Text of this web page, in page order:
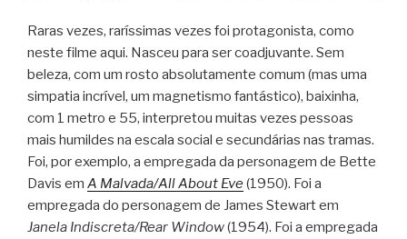
Raras vezes, raríssimas vezes foi protagonista, como
neste filme aqui. Nasceu para ser coadjuvante. Sem
beleza, com um rosto absolutamente comum (mas uma
simpatia incrível, um magnetismo fantástico), baixinha,
com 1 metro e 55, interpretou muitas vezes pessoas
mais humildes na escala social e secundárias nas tramas.
Foi, por exemplo, a empregada da personagem de Bette
Davis em A Malvada/All About Eve(1950). Foi a
empregada do personagem de James Stewart em
Janela Indiscreta/Rear Window(1954). Foi a empregada